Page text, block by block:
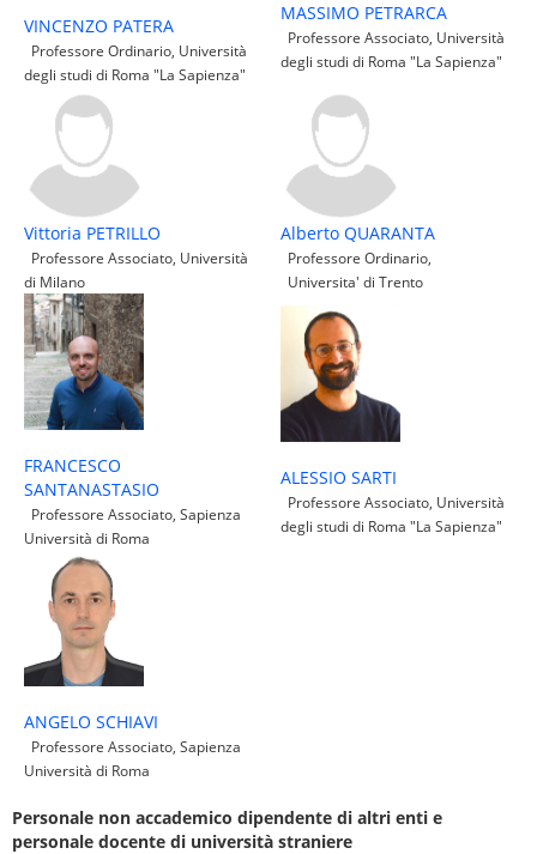
VINCENZO PATERA
Professore Ordinario, Università
degli studi di Roma "La Sapienza"
MASSIMO PETRARCA
Professore Associato, Università
degli studi di Roma "La Sapienza"
Vittoria PETRILLO
Professore Associato, Università
di Milano
Alberto QUARANTA
Professore Ordinario,
Universita' di Trento
FRANCESCO
SANTANASTASIO
Professore Associato, Sapienza
Università di Roma
ALESSIO SARTI
Professore Associato, Università
degli studi di Roma "La Sapienza"
ANGELO SCHIAVI
Professore Associato, Sapienza
Università di Roma
Personale non accademico dipendente di altri enti e
personale docente di università straniere